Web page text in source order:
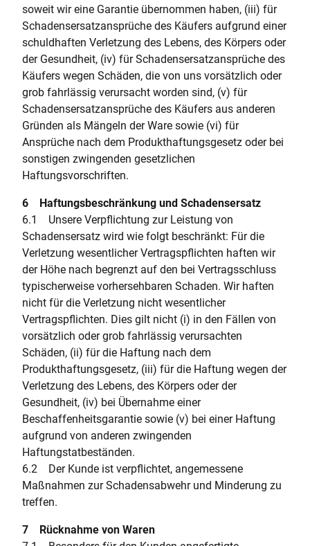
soweit wir eine Garantie übernommen haben, (iii) für
Schadensersatzansprüche des Käufers aufgrund einer
schuldhaften Verletzung des Lebens, des Körpers oder
der Gesundheit, (iv) für Schadensersatzansprüche des
Käufers wegen Schäden, die von uns vorsätzlich oder
grob fahrlässig verursacht worden sind, (v) für
Schadensersatzansprüche des Käufers aus anderen
Gründen als Mängeln der Ware sowie (vi) für
Ansprüche nach dem Produkthaftungsgesetz oder bei
sonstigen zwingenden gesetzlichen
Haftungsvorschriften.
6 Haftungsbeschränkung und Schadensersatz
6.1 Unsere Verpflichtung zur Leistung von
Schadensersatz wird wie folgt beschränkt: Für die
Verletzung wesentlicher Vertragspflichten haften wir
der Höhe nach begrenzt auf den bei Vertragsschluss
typischerweise vorhersehbaren Schaden. Wir haften
nicht für die Verletzung nicht wesentlicher
Vertragspflichten. Dies gilt nicht (i) in den Fällen von
vorsätzlich oder grob fahrlässig verursachten
Schäden, (ii) für die Haftung nach dem
Produkthaftungsgesetz, (iii) für die Haftung wegen der
Verletzung des Lebens, des Körpers oder der
Gesundheit, (iv) bei Übernahme einer
Beschaffenheitsgarantie sowie (v) bei einer Haftung
aufgrund von anderen zwingenden
Haftungstatbeständen.
6.2 Der Kunde ist verpflichtet, angemessene
Maßnahmen zur Schadensabwehr und Minderung zu
treffen.
7 Rücknahme von Waren